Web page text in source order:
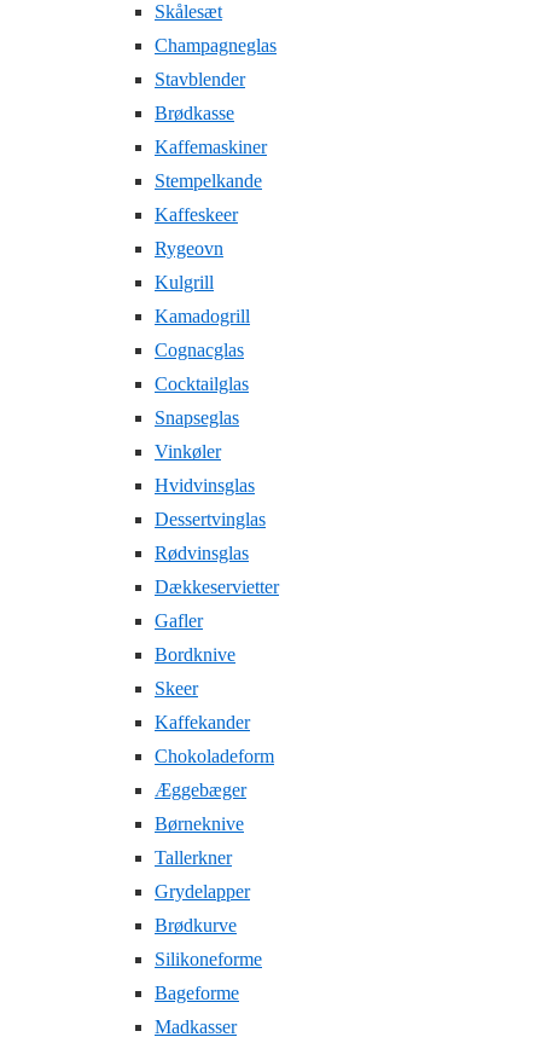
Skålesæt
Champagneglas
Stavblender
Brødkasse
Kaffemaskiner
Stempelkande
Kaffeskeer
Rygeovn
Kulgrill
Kamadogrill
Cognacglas
Cocktailglas
Snapseglas
Vinkøler
Hvidvinsglas
Dessertvinglas
Rødvinsglas
Dækkeservietter
Gafler
Bordknive
Skeer
Kaffekander
Chokoladeform
Æggebæger
Børneknive
Tallerkner
Grydelapper
Brødkurve
Silikoneforme
Bageforme
Madkasser